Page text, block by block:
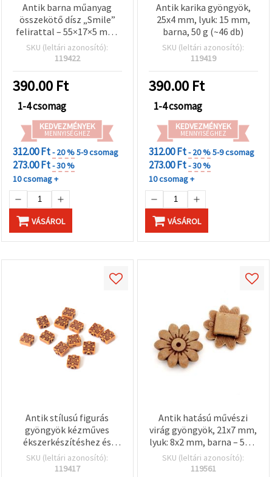
Antik barna műanyag
összekötő dísz „Smile”
felirattal – 55×17×5 mm,
furat 2 mm, 50 g (~16 db),
kézműves
karkötőkhöz és
nyakláncokhoz
SKU (leltári azonosító):
119422
390.00 Ft
1-4 csomag
KEDVEZMÉNYEK
MENNYISÉGHEZ
312.00 Ft- 20 %5-9 csomag
273.00 Ft- 30 %
10 csomag +
VÁSÁROL
Antik karika gyöngyök,
25x4 mm, lyuk: 15 mm,
barna, 50 g (~46 db)
SKU (leltári azonosító):
119419
390.00 Ft
1-4 csomag
KEDVEZMÉNYEK
MENNYISÉGHEZ
312.00 Ft- 20 %5-9 csomag
273.00 Ft- 30 %
10 csomag +
VÁSÁROL
Antik stílusú figurás
gyöngyök kézműves
ékszerkészítéshez és
kreatív hobbihoz, 13x11x6
mm, furat: 2 mm, barna,
SKU (leltári azonosító):
119417
Antik hatású művészi
virág gyöngyök, 21x7 mm,
lyuk: 8x2 mm, barna – 50 g
(~45 db)
SKU (leltári azonosító):
119561